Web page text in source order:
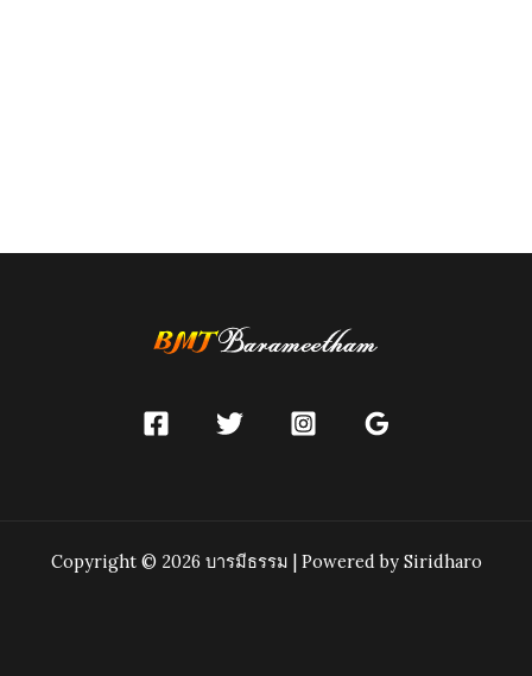
Copyright © 2026 บารมีธรรม | Powered by Siridharo